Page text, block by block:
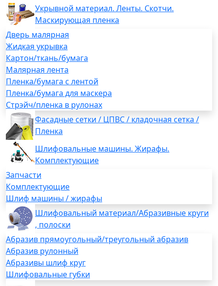
Укрывной материал. Ленты. Скотчи.
Маскирующая пленка
Дверь малярная
Жидкая укрывка
Картон/ткань/бумага
Малярная лента
Пленка/бумага с лентой
Пленка/бумага для маскера
Стрэйч/пленка в рулонах
Фасадные сетки / ЦПВС / кладочная сетка /
Пленка
Шлифовальные машины. Жирафы.
Комплектующие
Запчасти
Комплектующие
Шлиф машины / жирафы
Шлифовальный материал/Абразивные круги
, полоски
Абразив прямоугольный/треугольный абразив
Абразив рулонный
Абразивы шлиф круг
Шлифовальные губки